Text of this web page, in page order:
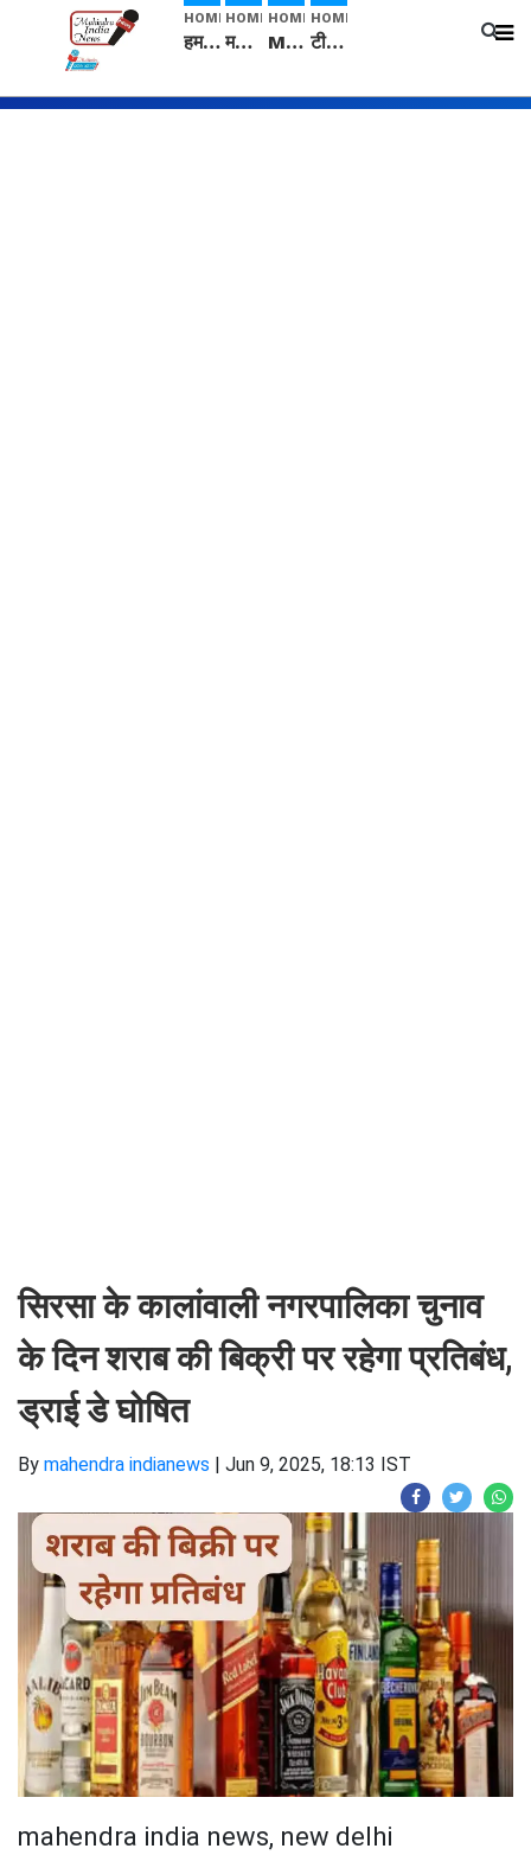
HOME
हम सनातनी..." सांसद kangana Ranaut से क्या बोली लड़की? Viral Jantar-Mantar | CJP protest
HOME
मनीषा हत्याकांड: हत्या, आत्महत्या या कोई बड़ा राज? | Full Story | Josh Haryana
HOME
Mangalsutra: हिंदू धर्म में शादी के बाद मंगलसूत्र क्यों पहनती है महिलाएं, किसने शुरु की ये परंपरा
HOME
टीम बीकेई ने एग्रीकल्चर ग्रेड की यूरिया खाद गट्टों में बदलकर टेक्निकल ग्रेड में बेचने वालों पर करवाई कार्रवाई: लखविंदर सिंह औलख
सिरसा के कालांवाली नगरपालिका चुनाव
के दिन शराब की बिक्री पर रहेगा प्रतिबंध,
ड्राई डे घोषित
By mahendra indianews | Jun 9, 2025, 18:13 IST
mahendra india news, new delhi